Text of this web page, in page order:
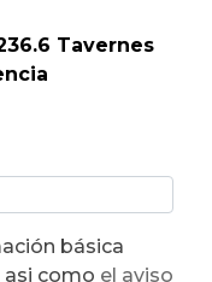
Tavernes
sobre protección de datos asi como el aviso